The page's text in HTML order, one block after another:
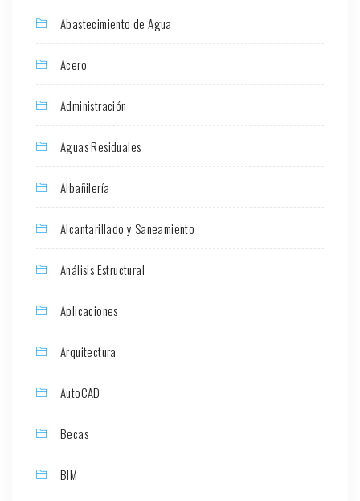
Abastecimiento de Agua
Acero
Administración
Aguas Residuales
Albañilería
Alcantarillado y Saneamiento
Análisis Estructural
Aplicaciones
Arquitectura
AutoCAD
Becas
BIM